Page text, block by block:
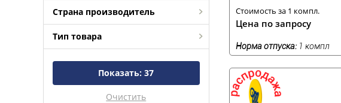
Страна производитель
Тип товара
Показать:37
Очистить
Стоимость за 1 компл.
Цена по запросу
Норма отпуска:1 компл